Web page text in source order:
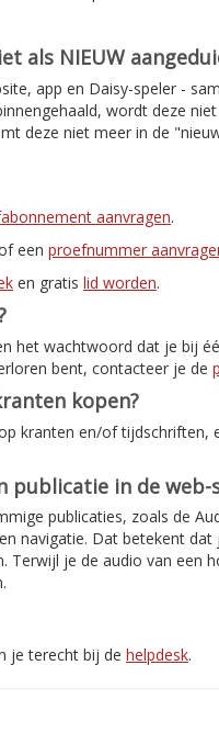
als NIEUW
app en Daisy-speler -
wordt deze
deze niet meer in de
aanvragen.
een proefnummer
en gratis lid worden.
het wachtwoord dat je bij
bent, contacteer je de
kopen?
kranten en/of
publicatie in de web-
publicaties, zoals de
navigatie. Dat betekent
Terwijl je de audio van een
je terecht bij de helpdesk.